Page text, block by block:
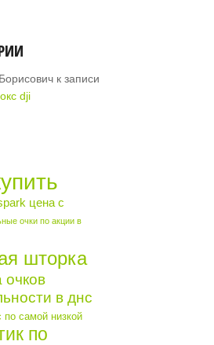
к записи
dji
цена с
очки по акции в
шторка
очков
в днс
по самой низкой
по